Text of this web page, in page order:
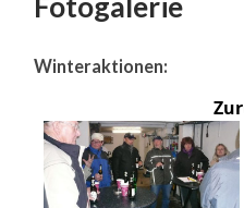
Winteraktionen: